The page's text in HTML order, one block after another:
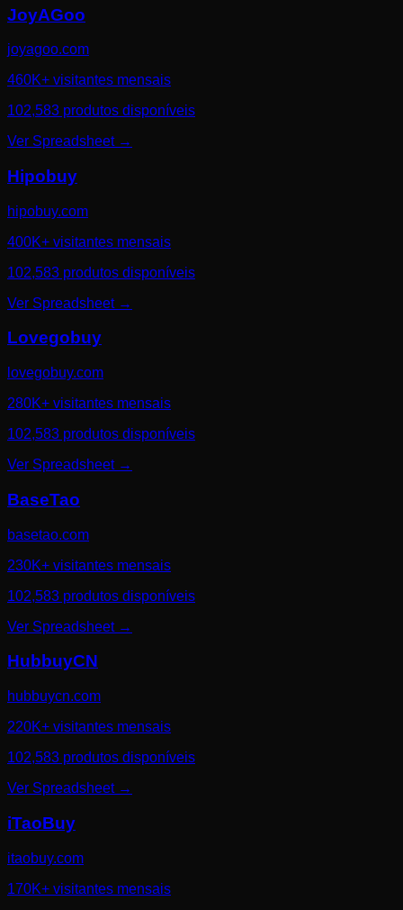
JoyAGoo
joyagoo.com
460K+ visitantes mensais
102,583 produtos disponíveis
Ver Spreadsheet→
Hipobuy
hipobuy.com
400K+ visitantes mensais
102,583 produtos disponíveis
Ver Spreadsheet→
Lovegobuy
lovegobuy.com
280K+ visitantes mensais
102,583 produtos disponíveis
Ver Spreadsheet→
BaseTao
basetao.com
230K+ visitantes mensais
102,583 produtos disponíveis
Ver Spreadsheet→
HubbuyCN
hubbuycn.com
220K+ visitantes mensais
102,583 produtos disponíveis
Ver Spreadsheet→
iTaoBuy
itaobuy.com
170K+ visitantes mensais